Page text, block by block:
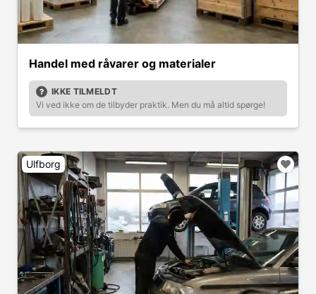
Handel med råvarer og materialer
IKKE TILMELDT
Vi ved ikke om de tilbyder praktik. Men du må altid spørge!
Ulfborg